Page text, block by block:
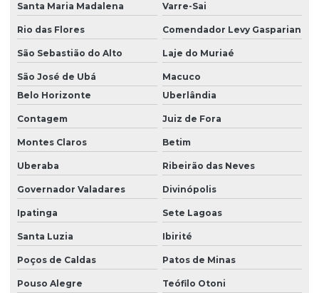
Santa Maria Madalena Varre-Sai
Rio das Flores Comendador Levy Gasparian
São Sebastião do Alto Laje do Muriaé
São José de Ubá
Macuco
Belo Horizonte
Uberlândia
Contagem Juiz de Fora
Montes Claros Betim
Uberaba Ribeirão das Neves
Governador Valadares Divinópolis
Ipatinga Sete Lagoas
Santa Luzia Ibirité
Poços de Caldas Patos de Minas
Pouso Alegre Teófilo Otoni